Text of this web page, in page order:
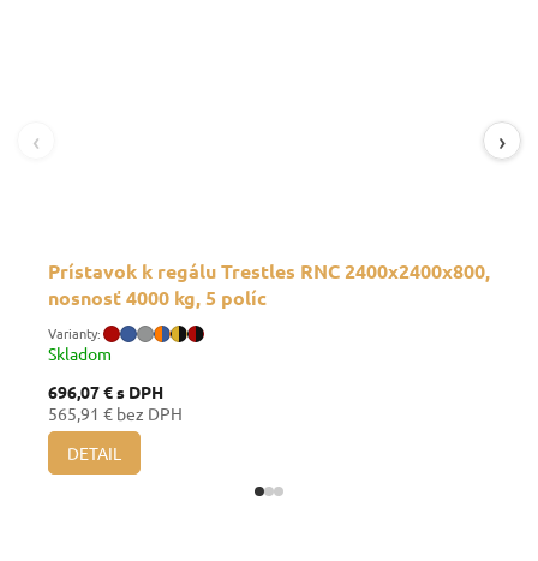
Prístavok k regálu Trestles RNC 2400x2400x800,
nosnosť 4000 kg, 5 políc
Skladom
696,07 €s DPH
565,91 € bez DPH
DETAIL
‹ ›